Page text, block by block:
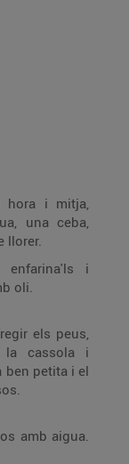
hora i mitja,
una ceba,
llorer.
enfarina'ls i
oli.
els peus,
la cassola i
ben petita i el
amb aigua.